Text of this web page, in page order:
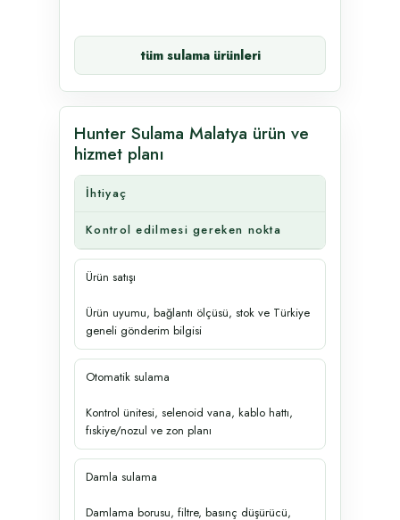
tüm sulama ürünleri
Hunter Sulama Malatya ürün ve
hizmet planı
İhtiyaç
Kontrol edilmesi gereken nokta
Ürün satışı
Ürün uyumu, bağlantı ölçüsü, stok ve Türkiye
geneli gönderim bilgisi
Otomatik sulama
Kontrol ünitesi, selenoid vana, kablo hattı,
fıskiye/nozul ve zon planı
Damla sulama
Damlama borusu, filtre, basınç düşürücü,